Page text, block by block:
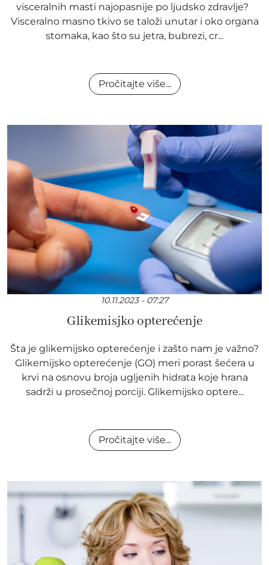
visceralnih masti najopasnije po ljudsko zdravlje?
Visceralno masno tkivo se taloži unutar i oko organa
stomaka, kao što su jetra, bubrezi, cr...
Pročitajte više...
10.11.2023 - 07:27
Glikemisjko opterećenje
Šta je glikemijsko opterećenje i zašto nam je važno?
Glikemijsko opterećenje (GO) meri porast šećera u
krvi na osnovu broja ugljenih hidrata koje hrana
sadrži u prosečnoj porciji. Glikemijsko optere...
Pročitajte više...